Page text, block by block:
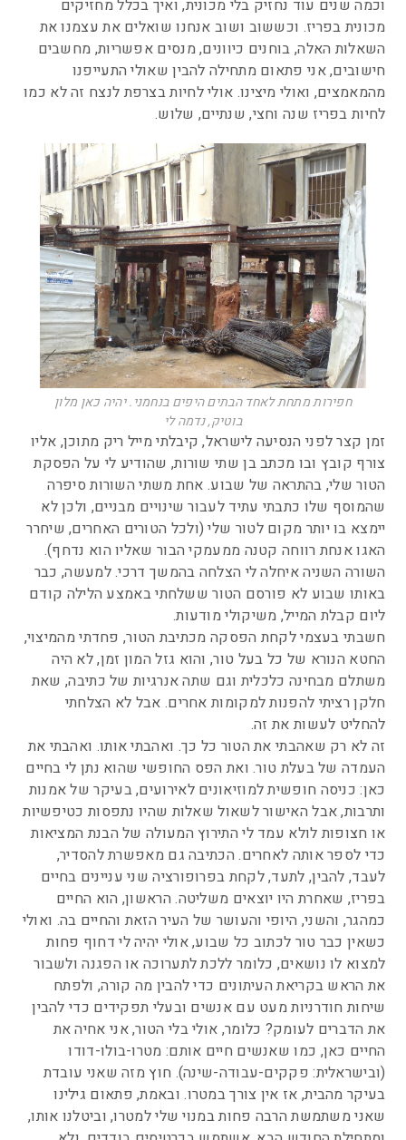
וכמה שנים עוד נחזיק בלי מכונית, ואיך בכלל מחזיקים
מכונית בפריז. וכששוב ושוב אנחנו שואלים את עצמנו את
השאלות האלה, בוחנים כיוונים, מנסים אפשריות, מחשבים
חישובים, אני פתאום מתחילה להבין שאולי התעייפנו
מהמאמצים, ואולי מיצינו. אולי לחיות בצרפת לנצח זה לא כמו
לחיות בפריז שנה וחצי, שנתיים, שלוש.
חפירות מתחת לאחד הבתים היפים בנחמני. יהיה כאן מלון
בוטיק, נדמה לי
זמן קצר לפני הנסיעה לישראל, קיבלתי מייל ריק מתוכן, אליו
צורף קובץ ובו מכתב בן שתי שורות, שהודיע לי על הפסקת
הטור שלי, בהתראה של שבוע. אחת משתי השורות סיפרה
שהמוסף שלו כתבתי עתיד לעבור שינויים מבניים, ולכן לא
יימצא בו יותר מקום לטור שלי (ולכל הטורים האחרים, שיחרר
האגו אנחת רווחה קטנה ממעמקי הבור שאליו הוא נדחף).
השורה השניה איחלה לי הצלחה בהמשך דרכי. למעשה, כבר
באותו שבוע לא פורסם הטור ששלחתי באמצע הלילה קודם
ליום קבלת המייל, משיקולי מודעות.
חשבתי בעצמי לקחת הפסקה מכתיבת הטור, פחדתי מהמיצוי,
החטא הנורא של כל בעל טור, והוא גזל המון זמן, לא היה
משתלם מבחינה כלכלית וגם שתה אנרגיות של כתיבה, שאת
חלקן רציתי להפנות למקומות אחרים. אבל לא הצלחתי
להחליט לעשות את זה.
זה לא רק שאהבתי את הטור כל כך. ואהבתי אותו. ואהבתי את
העמדה של בעלת טור. ואת הפס החופשי שהוא נתן לי בחיים
כאן: כניסה חופשית למוזיאונים לאירועים, בעיקר של אמנות
ותרבות, אבל האישור לשאול שאלות שהיו נתפסות כטיפשיות
או חצופות לולא עמד לי התירוץ המעולה של הבנת המציאות
כדי לספר אותה לאחרים. הכתיבה גם מאפשרת להסדיר,
לעבד, להבין, לתעד, לקחת בפרופורציה שני עניינים בחיים
בפריז, שאחרת היו יוצאים משליטה. הראשון, הוא החיים
כמהגר, והשני, היופי והעושר של העיר הזאת והחיים בה. ואולי
כשאין כבר טור לכתוב כל שבוע, אולי יהיה לי דחוף פחות
למצוא לו נושאים, כלומר ללכת לתערוכה או הפגנה ולשבור
את הראש בקריאת העיתונים כדי להבין מה קורה, ולפתח
שיחות חודרניות מעט עם אנשים ובעלי תפקידים כדי להבין
את הדברים לעומק? כלומר, אולי בלי הטור, אני אחיה את
החיים כאן, כמו שאנשים חיים אותם: מטרו-בולו-דודו
(ובישראלית: פקקים-עבודה-שינה). חוץ מזה שאני עובדת
בעיקר מהבית, אז אין צורך במטרו. ובאמת, פתאום גילינו
שאני משתמשת הרבה פחות במנוי שלי למטרו, וביטלנו אותו,